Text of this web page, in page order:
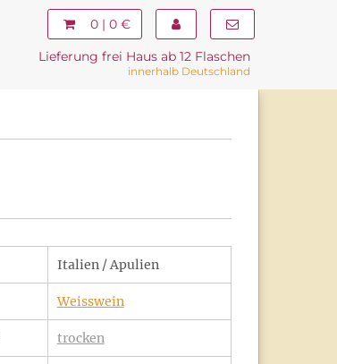
0 | 0 €
Lieferung frei Haus ab 12 Flaschen
innerhalb Deutschland
Italien / Apulien
Weisswein
trocken